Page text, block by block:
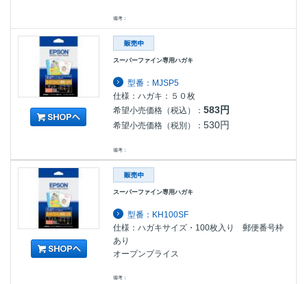
備考：
スーパーファイン専用ハガキ
型番：MJSP5
仕様：ハガキ：５０枚
希望小売価格（税込）： 583円
希望小売価格（税別）： 530円
備考：
スーパーファイン専用ハガキ
型番：KH100SF
仕様：ハガキサイズ・100枚入り 郵便番号枠
あり
オープンプライス
備考：